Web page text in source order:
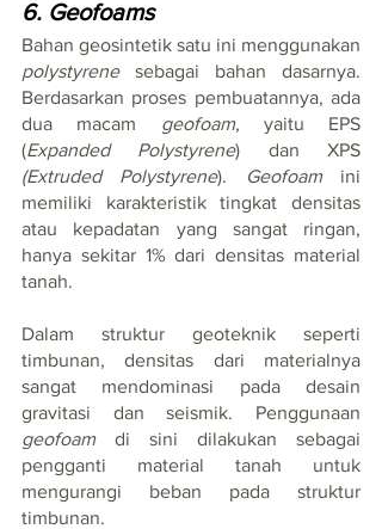
6. Geofoams
polystyrene sebagai bahan dasarnya.
Berdasarkan proses pembuatannya, ada
dua macam geofoam, yaitu EPS
(Expanded Polystyrene
(Extruded Polystyrene). Geofoam ini
memiliki karakteristik tingkat densitas
atau kepadatan yang sangat ringan,
hanya sekitar 1% dari densitas material
tanah.
Dalam struktur geoteknik seperti
timbunan, densitas dari materialnya
sangat mendominasi pada desain
geofoam di sini dilakukan sebagai
pengganti material tanah untuk
mengurangi beban pada struktur
timbunan.